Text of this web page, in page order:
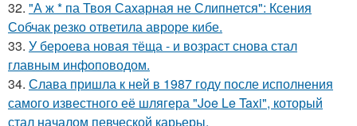
32. "А ж * па Твоя Сахарная не Слипнется": Ксения
Собчак резко ответила авроре кибе.
33. У бероева новая тёща - и возраст снова стал
главным инфоповодом.
34. Слава пришла к ней в 1987 году после исполнения
самого известного её шлягера "Joe Le Taxi", который
стал началом певческой карьеры.